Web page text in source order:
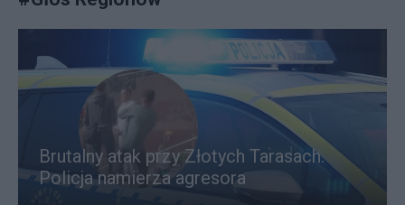
Brutalny atak przy Złotych Tarasach.
Policja namierza agresora